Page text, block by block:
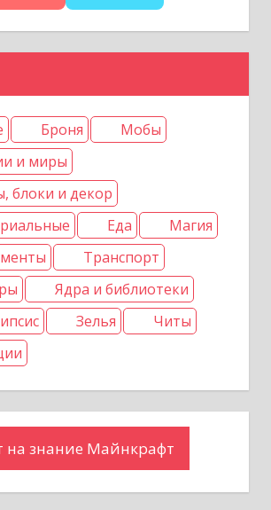
Броня
Мобы
и миры
блоки и декор
Еда
Магия
Транспорт
Ядра и библиотеки
Зелья
Читы
на знание Майнкрафт